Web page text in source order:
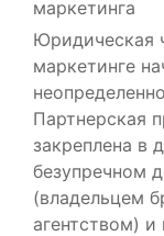
маркетинга
Юридическая
маркетинге
Партнерская
закреплена в
безупречном
(владельцем
агентством)